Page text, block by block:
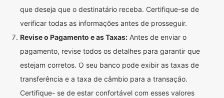
que deseja que o destinatário receba. Certifique-se de
verificar todas as informações antes de prosseguir.
Revise o Pagamento e as Taxas: Antes de enviar o
pagamento, revise todos os detalhes para garantir que
estejam corretos. O seu banco pode exibir as taxas de
transferência e a taxa de câmbio para a transação.
Certifique- se de estar confortável com esses valores